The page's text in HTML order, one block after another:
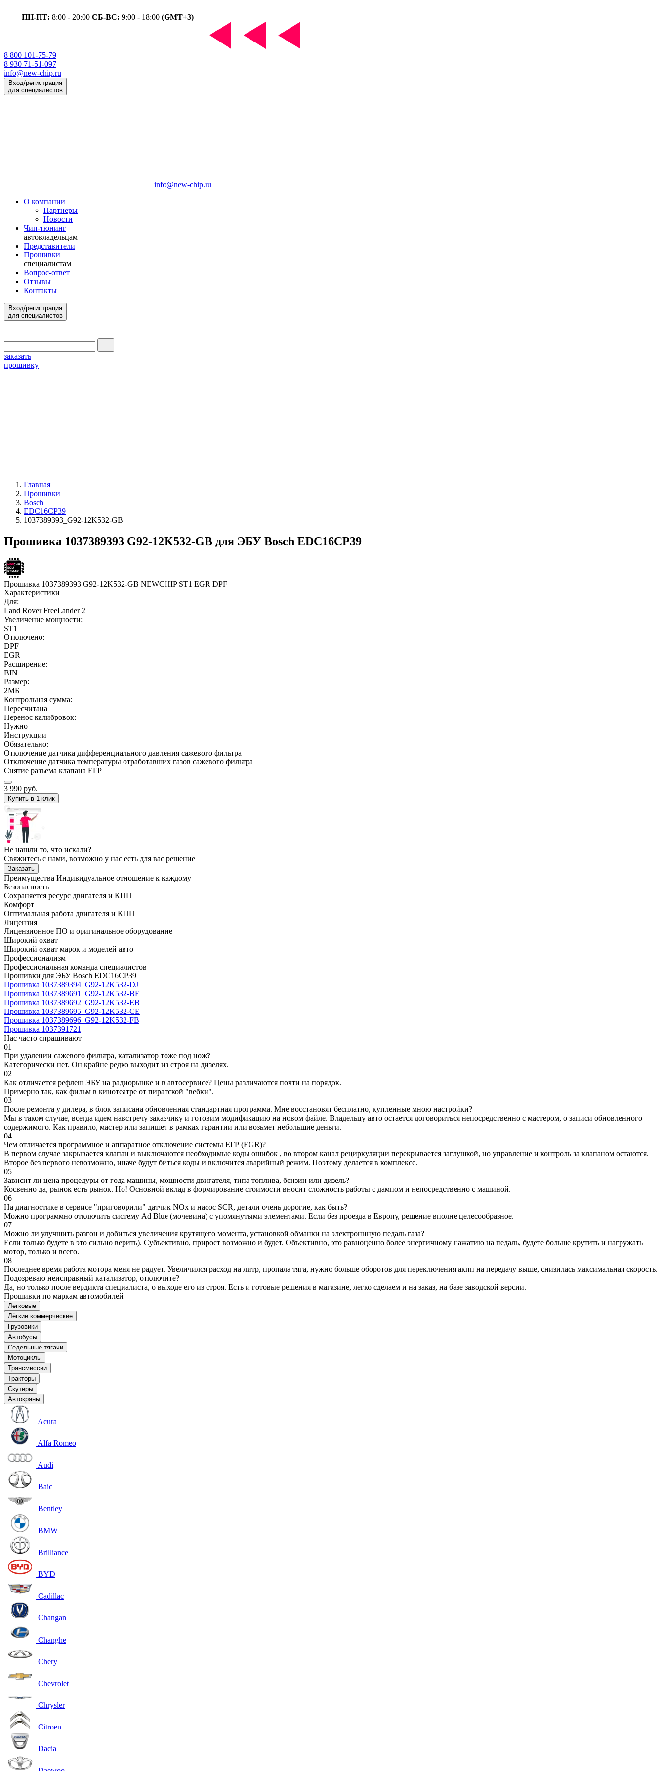
ПН-ПТ: 8:00 - 20:00 СБ-ВС: 9:00 - 18:00 (GMT+3)
8 800 101-75-79
8 930 71-51-097
info@new-chip.ru
Вход/регистрация
для специалистов
info@new-chip.ru
О компании
Партнеры
Новости
Чип-тюнинг
автовладельцам
Представители
Прошивки
специалистам
Вопрос-ответ
Отзывы
Контакты
Вход/регистрация
для специалистов
заказать
прошивку
Главная
Прошивки
Bosch
EDC16CP39
1037389393_G92-12K532-GB
Прошивка 1037389393 G92-12K532-GB для ЭБУ Bosch EDC16CP39
Прошивка 1037389393 G92-12K532-GB NEWCHIP ST1 EGR DPF
Характеристики
Для:
Land Rover FreeLander 2
Увеличение мощности:
ST1
Отключено:
DPF
EGR
Расширение:
BIN
Размер:
2МБ
Контрольная сумма:
Пересчитана
Перенос калибровок:
Нужно
Инструкции
Обязательно:
Отключение датчика дифференциального давления сажевого фильтра
Отключение датчика температуры отработавших газов сажевого фильтра
Снятие разъема клапана ЕГР
3 990 руб.
Купить в 1 клик
Не нашли то, что искали?
Свяжитесь с нами, возможно у нас есть для вас решение
Заказать
Преимущества Индивидуальное отношение к каждому
Безопасность
Сохраняется ресурс двигателя и КПП
Комфорт
Оптимальная работа двигателя и КПП
Лицензия
Лицензионное ПО и оригинальное оборудование
Широкий охват
Широкий охват марок и моделей авто
Профессионализм
Профессиональная команда специалистов
Прошивки для ЭБУ Bosch EDC16CP39
Прошивка 1037389394_G92-12K532-DJ
Прошивка 1037389691_G92-12K532-BE
Прошивка 1037389692_G92-12K532-EB
Прошивка 1037389695_G92-12K532-CE
Прошивка 1037389696_G92-12K532-FB
Прошивка 1037391721
Нас часто спрашивают
01
При удалении сажевого фильтра, катализатор тоже под нож?
Категорически нет. Он крайне редко выходит из строя на дизелях.
02
Как отличается рефлеш ЭБУ на радиорынке и в автосервисе? Цены различаются почти на порядок.
Примерно так, как фильм в кинотеатре от пиратской "вебки".
03
После ремонта у дилера, в блок записана обновленная стандартная программа. Мне восстановят бесплатно, купленные мною настройки?
Мы в таком случае, всегда идем навстречу заказчику и готовим модификацию на новом файле. Владельцу авто остается договориться непосредственно с мастером, о записи обновленного
содержимого. Как правило, мастер или запишет в рамках гарантии или возьмет небольшие деньги.
04
Чем отличается программное и аппаратное отключение системы ЕГР (EGR)?
В первом случае закрывается клапан и выключаются необходимые коды ошибок , во втором канал рециркуляции перекрывается заглушкой, но управление и контроль за клапаном остаются.
Второе без первого невозможно, иначе будут биться коды и включится аварийный режим. Поэтому делается в комплексе.
05
Зависит ли цена процедуры от года машины, мощности двигателя, типа топлива, бензин или дизель?
Косвенно да, рынок есть рынок. Но! Основной вклад в формирование стоимости вносит сложность работы с дампом и непосредственно с машиной.
06
На диагностике в сервисе "приговорили" датчик NOx и насос SCR, детали очень дорогие, как быть?
Можно программно отключить систему Ad Blue (мочевина) с упомянутыми элементами. Если без проезда в Европу, решение вполне целесообразное.
07
Можно ли улучшить разгон и добиться увеличения крутящего момента, установкой обманки на электроннную педаль газа?
Если только будете в это сильно верить). Субъективно, прирост возможно и будет. Объективно, это равноценно более энергичному нажатию на педаль, будете больше крутить и нагружать
мотор, только и всего.
08
Последнее время работа мотора меня не радует. Увеличился расход на литр, пропала тяга, нужно больше оборотов для переключения акпп на передачу выше, снизилась максимальная скорость.
Подозреваю неисправный катализатор, отключите?
Да, но только после вердикта специалиста, о выходе его из строя. Есть и готовые решения в магазине, легко сделаем и на заказ, на базе заводской версии.
Прошивки по маркам автомобилей
Легковые
Лёгкие коммерческие
Грузовики
Автобусы
Седельные тягачи
Мотоциклы
Трансмиссии
Тракторы
Скутеры
Автокраны
Acura
Alfa Romeo
Audi
Baic
Bentley
BMW
Brilliance
BYD
Cadillac
Changan
Changhe
Chery
Chevrolet
Chrysler
Citroen
Dacia